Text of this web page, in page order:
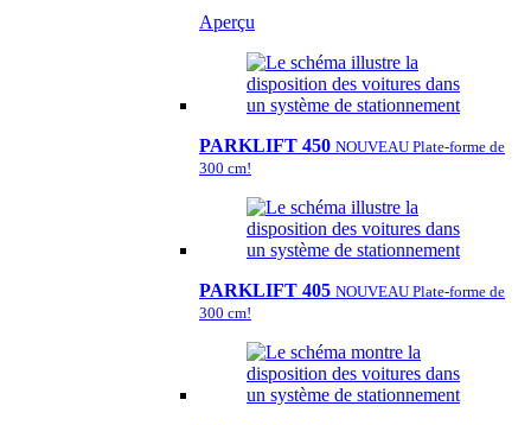
Aperçu
PARKLIFT 450 NOUVEAU Plate-forme de
300 cm!
PARKLIFT 405 NOUVEAU Plate-forme de
300 cm!